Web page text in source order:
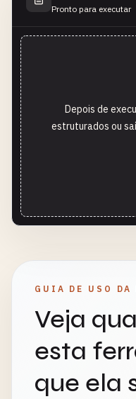
Pronto para executar
Depois de
estruturados ou
GUIA DE USO DA
Veja
esta
que ela